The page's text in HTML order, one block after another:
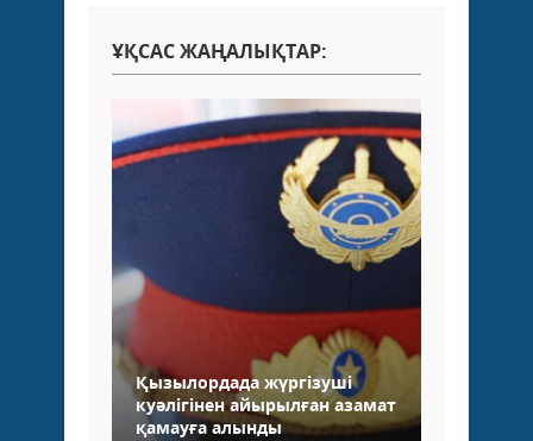
ҰҚСАС ЖАҢАЛЫҚТАР:
Қызылордада жүргізуші
куәлігінен айырылған азамат
қамауға алынды